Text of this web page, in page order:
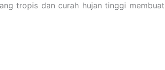
tropis dan curah hujan tinggi membuat